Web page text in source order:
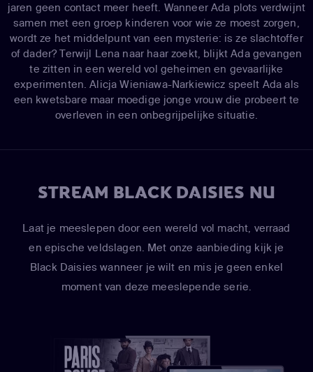
jaren geen contact meer heeft. Wanneer Ada plots verdwijnt
samen met een groep kinderen voor wie ze moest zorgen,
wordt ze het middelpunt van een mysterie: is ze slachtoffer
of dader? Terwijl Lena naar haar zoekt, blijkt Ada gevangen
te zitten in een wereld vol geheimen en gevaarlijke
experimenten. Alicja Wieniawa-Narkiewicz speelt Ada als
een kwetsbare maar moedige jonge vrouw die probeert te
overleven in een onbegrijpelijke situatie.
STREAM BLACK DAISIES NU
Laat je meeslepen door een wereld vol macht, verraad
en epische veldslagen. Met onze aanbieding kijk je
Black Daisies wanneer je wilt en mis je geen enkel
moment van deze meeslepende serie.